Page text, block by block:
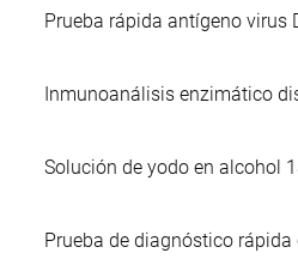
Prueba rápida antígeno virus
Inmunoanálisis enzimático
Solución de yodo en alcohol
Prueba de diagnóstico